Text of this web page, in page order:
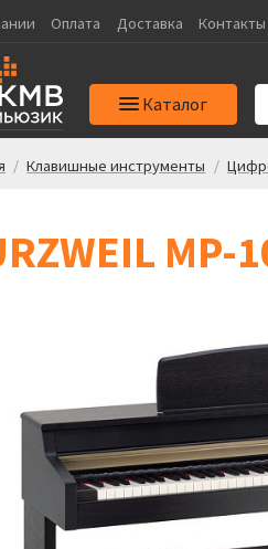
Оплата Доставка Контакты
Каталог
/ Клавишные инструменты /
MP-